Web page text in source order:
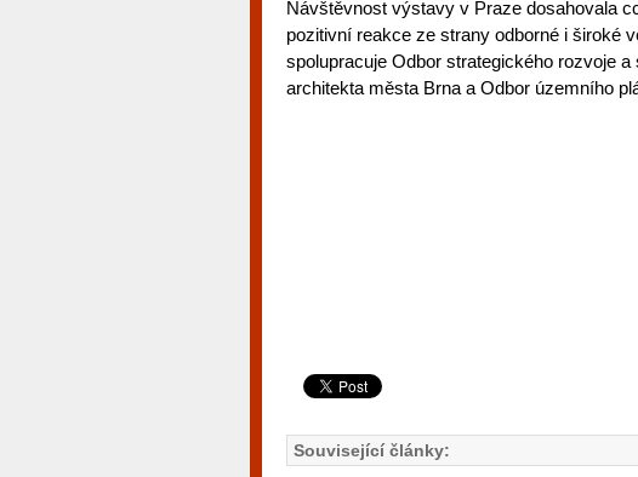
Návštěvnost výstavy v Praze dosahovala
pozitivní reakce ze strany odborné i široké
spolupracuje Odbor strategického rozvoje
architekta města Brna a Odbor územního
Související články: